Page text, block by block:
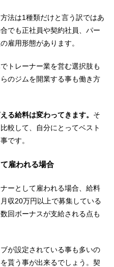
法は1種類だけと言う訳ではあ
でも正社員や契約社員、パー
雇用形態があります。
トレーナー業を営む選択肢も
のジムを開業する事も働き方
る給料は変わってきます。 そ
較して、自分にとってベスト
です。
雇われる場合
ーとして雇われる場合、給料
収20万円以上で募集している
回ボーナスが支給される点も
が設定されている事も多いの
貰う事が出来るでしょう。契